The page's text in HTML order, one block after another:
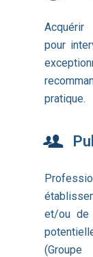
Acquérir
pour
pratique.
et/ou de